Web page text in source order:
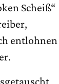
Scheiß“
entlohnen